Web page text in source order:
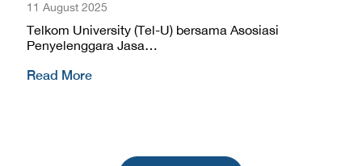
11 August 2025
Telkom University (Tel-U) bersama Asosiasi
Penyelenggara Jasa…
Read More